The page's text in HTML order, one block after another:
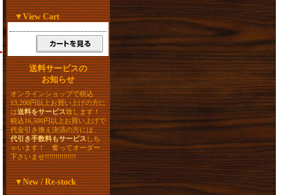
▼View Cart
送料サービスの
お知らせ
オンラインショップで税込
13,200円以上お買い上げの方に
は送料をサービス致します！
税込16,500円以上お買い上げで
代金引き換え決済の方には、
代引き手数料もサービスしち
ゃいます！ 奮ってオーダー
下さいませ!!!!!!!!!!!!!!!
▼New / Re-stock